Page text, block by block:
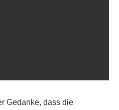
Gedanke, dass die